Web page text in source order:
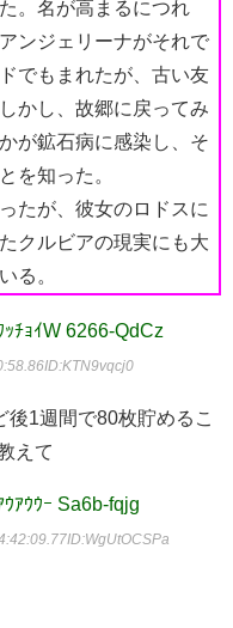
。名が高まるにつれ
ンジェリーナがそれで
でもまれたが、古い友
かし、故郷に戻ってみ
が鉱石病に感染し、そ
を知った。
たが、彼女のロドスに
クルビアの現実にも大
る。
ﾁｮｲW 6266-QdCz
ID:KTN9vqcj0
後1週間で80枚貯めるこ
えて
ｱｳｳｰ Sa6b-fqjg
ID:WgUtOCSPa